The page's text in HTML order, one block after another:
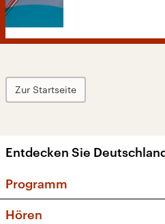
Zur Startseite
Entdecken Sie
Programm
Hören